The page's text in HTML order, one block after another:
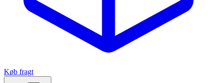
Køb fragt